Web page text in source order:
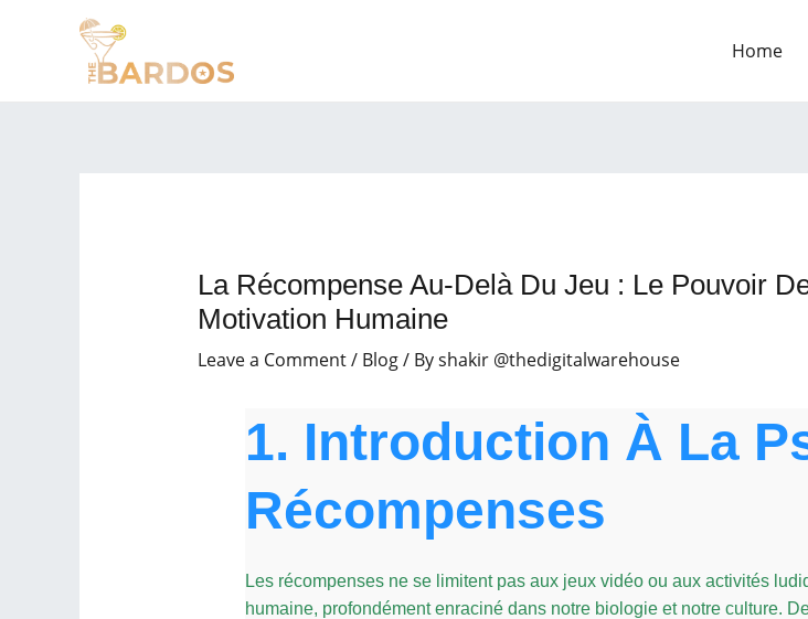
Home
La Récompense Au-Delà Du Jeu : Le Pouvoir
Motivation Humaine
Leave a Comment/ Blog/ Byshakir @thedigitalwarehouse
1. Introduction À La
Récompenses
Les récompenses ne se limitent pas aux jeux vidéo ou aux activités
humaine, profondément enraciné dans notre biologie et notre culture.
Post
navigation